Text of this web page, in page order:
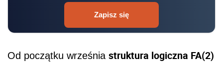
Zapisz się
Od początku września struktura logiczna FA(2)